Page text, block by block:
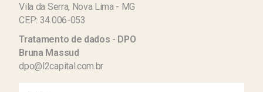
Vila da Serra, Nova Lima - MG
CEP: 34.006-053
Tratamento de dados - DPO
Bruna Massud
dpo@l2capital.com.br